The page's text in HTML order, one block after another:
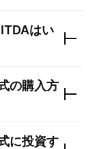
はい
の購入方
に投資す